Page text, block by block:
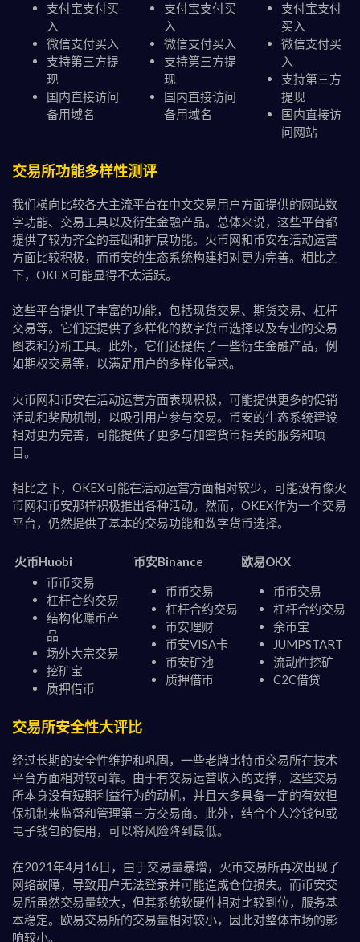
支付宝支付买
入
微信支付买入
支持第三方提
现
国内直接访问
备用域名
支付宝支付买
入
微信支付买入
支持第三方提
现
国内直接访问
备用域名
支付宝支付
买入
微信支付买
入
支持第三方
提现
国内直接访
问网站
交易所功能多样性测评
我们横向比较各大主流平台在中文交易用户方面提供的网站数
字功能、交易工具以及衍生金融产品。总体来说，这些平台都
提供了较为齐全的基础和扩展功能。火币网和币安在活动运营
方面比较积极，而币安的生态系统构建相对更为完善。相比之
下，OKEX可能显得不太活跃。
这些平台提供了丰富的功能，包括现货交易、期货交易、杠杆
交易等。它们还提供了多样化的数字货币选择以及专业的交易
图表和分析工具。此外，它们还提供了一些衍生金融产品，例
如期权交易等，以满足用户的多样化需求。
火币网和币安在活动运营方面表现积极，可能提供更多的促销
活动和奖励机制，以吸引用户参与交易。币安的生态系统建设
相对更为完善，可能提供了更多与加密货币相关的服务和项
目。
相比之下，OKEX可能在活动运营方面相对较少，可能没有像火
币网和币安那样积极推出各种活动。然而，OKEX作为一个交易
平台，仍然提供了基本的交易功能和数字货币选择。
火币Huobi 币安Binance
欧易OKX
币币交易
杠杆合约交易
结构化赚币产
品
场外大宗交易
挖矿宝
质押借币
币币交易
杠杆合约交易
币安理财
币安VISA卡
币安矿池
质押借币
币币交易
杠杆合约交易
余币宝
JUMPSTART
流动性挖矿
C2C借贷
交易所安全性大评比
经过长期的安全性维护和巩固，一些老牌比特币交易所在技术
平台方面相对较可靠。由于有交易运营收入的支撑，这些交易
所本身没有短期利益行为的动机，并且大多具备一定的有效担
保机制来监督和管理第三方交易商。此外，结合个人冷钱包或
电子钱包的使用，可以将风险降到最低。
在2021年4月16日，由于交易量暴增，火币交易所再次出现了
网络故障，导致用户无法登录并可能造成仓位损失。而币安交
易所虽然交易量较大，但其系统软硬件相对比较到位，服务基
本稳定。欧易交易所的交易量相对较小，因此对整体市场的影
响较小。